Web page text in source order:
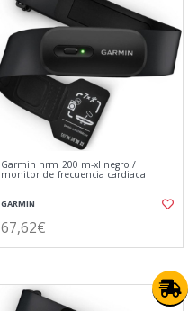
Garmin hrm 200 m-xl negro /
monitor de frecuencia cardiaca
GARMIN
67,62€